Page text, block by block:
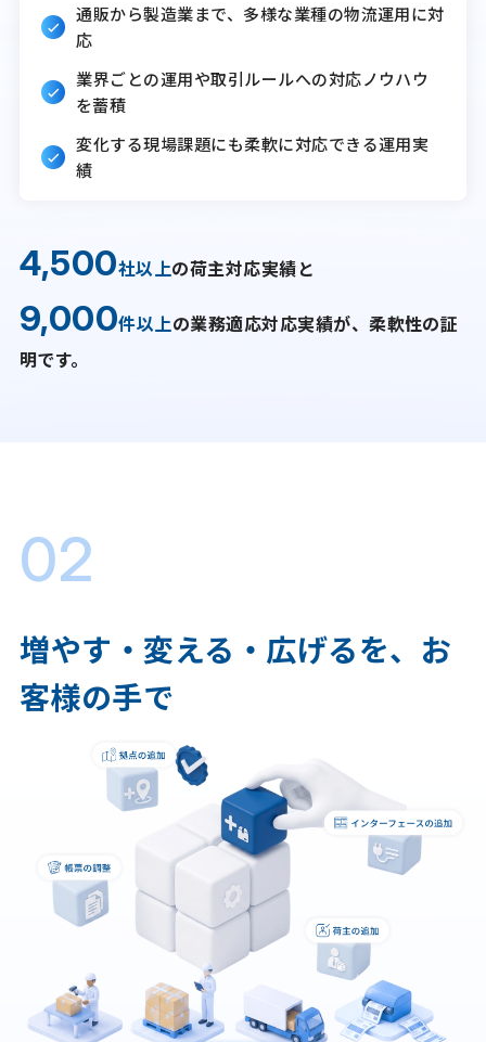
通販から製造業まで、多様な業種の物流運用に対
応
業界ごとの運用や取引ルールへの対応ノウハウ
を蓄積
変化する現場課題にも柔軟に対応できる運用実
績
4,500社以上の荷主対応実績と
9,000件以上の業務適応対応実績が、柔軟性の証
明です。
02
増やす・変える・広げるを、お
客様の手で